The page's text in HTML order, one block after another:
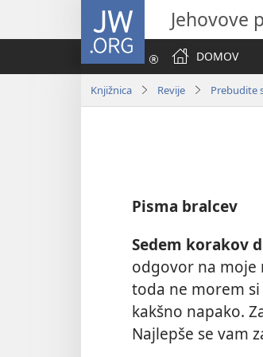
JW.ORG Jehovove
DOMOV
Knjižnica Revije Prebudite
Pisma bralcev
Sedem korakov
odgovor na moje
toda ne morem
kakšno napako.
Najlepše se vam